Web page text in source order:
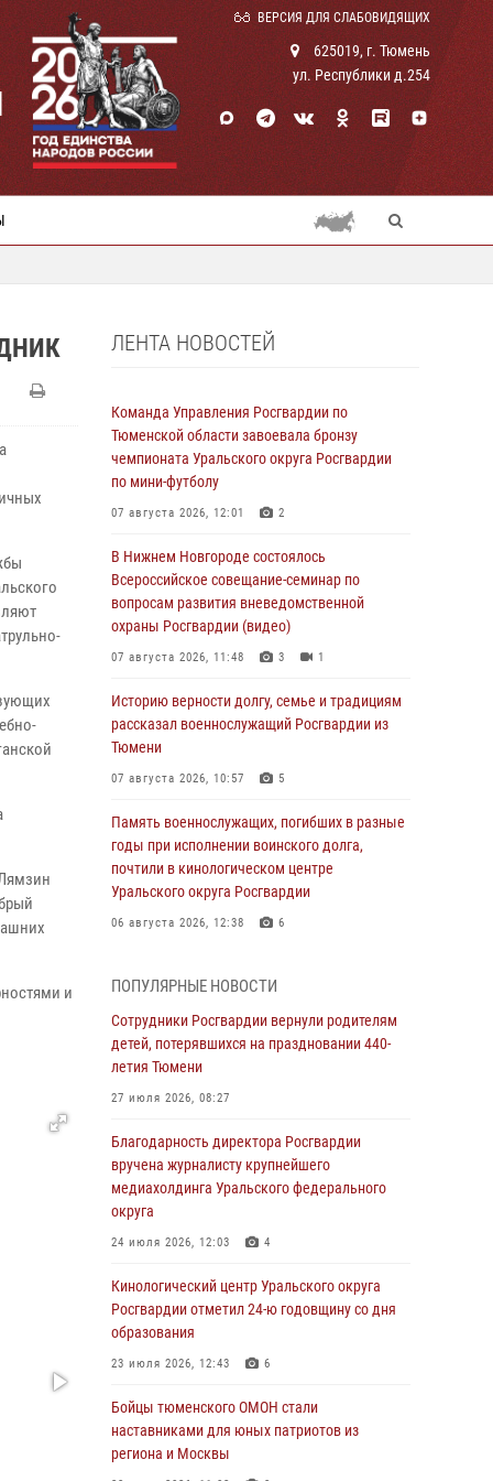
ВЕРСИЯ ДЛЯ СЛАБОВИДЯЩИХ
625019, г. Тюмень
ул. Республики д.254
и
ЛЕНТА НОВОСТЕЙ
Команда Управления Росгвардии по
Тюменской области завоевала бронзу
чемпионата Уральского округа Росгвардии
по мини-футболу
07 августа 2026, 12:01 2
В Нижнем Новгороде состоялось
Всероссийское совещание-семинар по
вопросам развития вневедомственной
охраны Росгвардии (видео)
07 августа 2026, 11:48 3 1
Историю верности долгу, семье и традициям
рассказал военнослужащий Росгвардии из
Тюмени
07 августа 2026, 10:57 5
Память военнослужащих, погибших в разные
годы при исполнении воинского долга,
почтили в кинологическом центре
Уральского округа Росгвардии
06 августа 2026, 12:38 6
знакомят детей со своей службой и
напоминают о мерах безопасности
06 августа 2026, 12:33 2
области» в рамках акции «Храним огонь
06 августа 2026, 04:41 3
Росгвардейцы в Тюменской области почтили
Яковлева
05 августа 2026, 11:03 4
В Тюмени офицер Росгвардии в радиоэфире
владения оружием
05 августа 2026, 09:56 2
Военнослужащие Росгвардии сбили дрон-
ПОПУЛЯРНЫЕ НОВОСТИ
Сотрудники Росгвардии вернули родителям
детей, потерявшихся на праздновании 440-
летия Тюмени
27 июля 2026, 08:27
Благодарность директора Росгвардии
вручена журналисту крупнейшего
медиахолдинга Уральского федерального
округа
24 июля 2026, 12:03 4
Кинологический центр Уральского округа
Росгвардии отметил 24-ю годовщину со дня
образования
23 июля 2026, 12:43 6
Бойцы тюменского ОМОН стали
наставниками для юных патриотов из
региона и Москвы